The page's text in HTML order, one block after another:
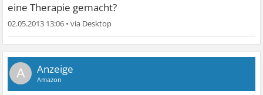
eine Therapie gemacht?
02.05.2013 13:06 •
A